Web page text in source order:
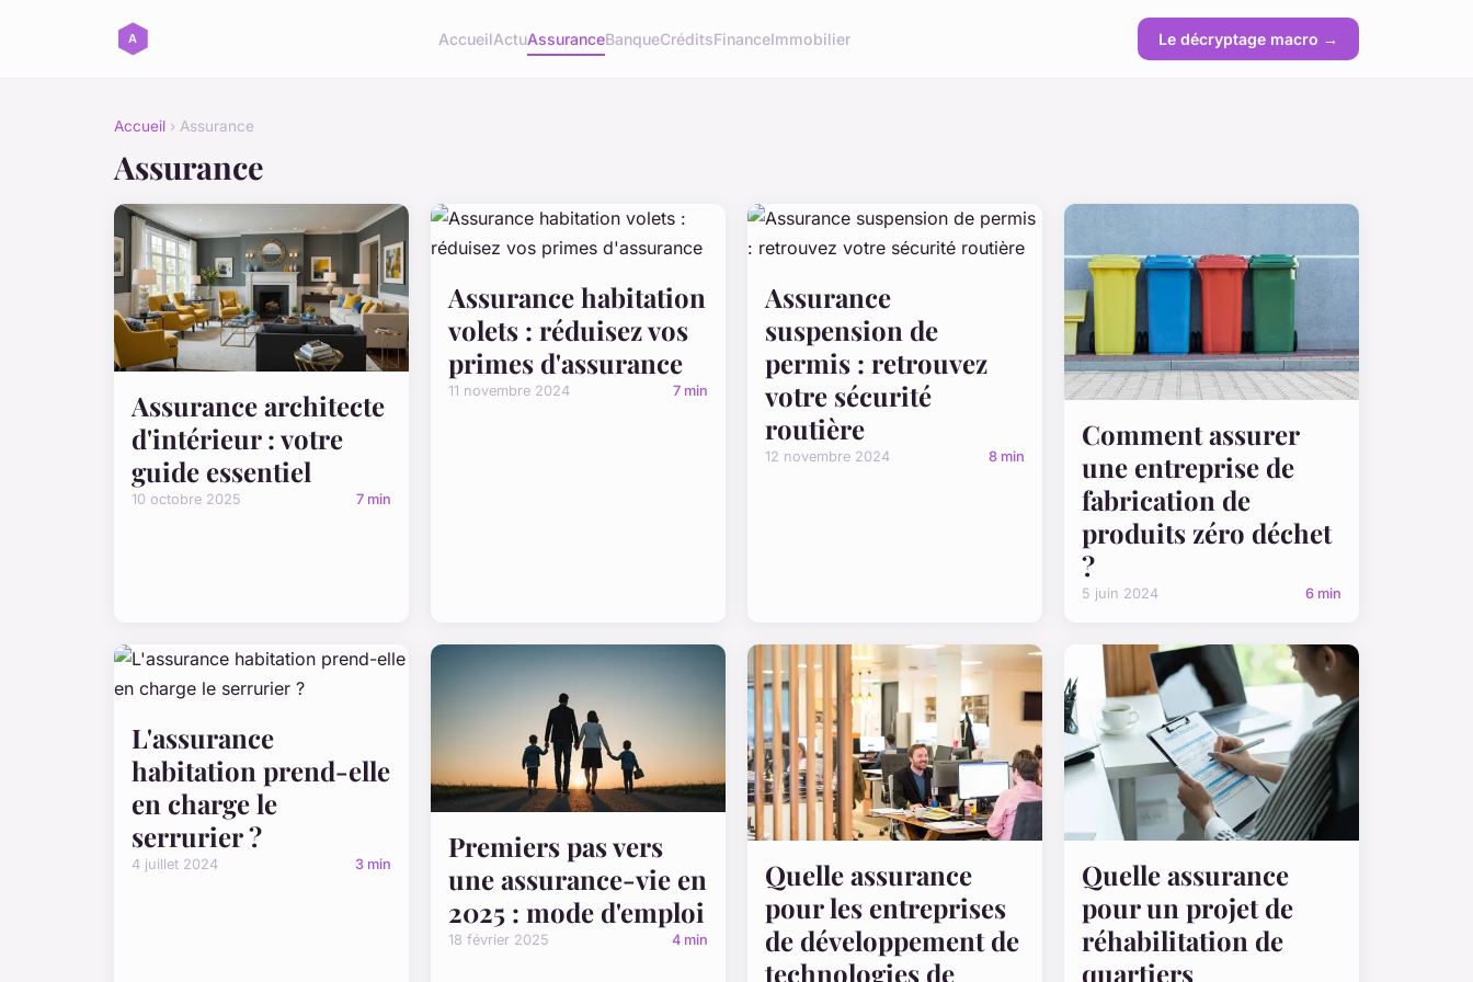
AccueilActuAssuranceBanqueCréditsFinanceImmobilier Le décryptage macro →
Accueil › Assurance
Assurance
Assurance architecte
d'intérieur : votre
guide essentiel
10 octobre 2025 7 min
Assurance habitation
volets : réduisez vos
primes d'assurance
11 novembre 2024 7 min
Assurance
suspension de
permis : retrouvez
votre sécurité
routière
12 novembre 2024 8 min
Comment assurer
une entreprise de
fabrication de
produits zéro déchet
?
5 juin 2024 6 min
L'assurance
habitation prend-elle
en charge le
serrurier ?
4 juillet 2024 3 min
Premiers pas vers
une assurance-vie en
2025 : mode d'emploi
18 février 2025 4 min
Quelle assurance
pour les entreprises
de développement de
technologies de
Quelle assurance
pour un projet de
réhabilitation de
quartiers